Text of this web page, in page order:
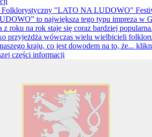
Folklorystyczny "LATO NA LUDOWO"
to największa tego typu impreza w
z roku na rok staje się coraz bardziej
przyjeżdża wówczas wielu wielbicieli
kraju, co jest dowodem na to, że...
części informacji